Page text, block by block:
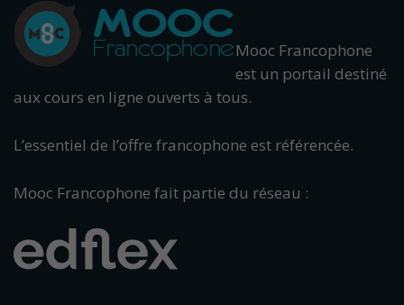
Mooc Francophone
est un portail destiné
aux cours en ligne ouverts à tous.
L’essentiel de l’offre francophone est référencée.
Mooc Francophone fait partie du réseau :